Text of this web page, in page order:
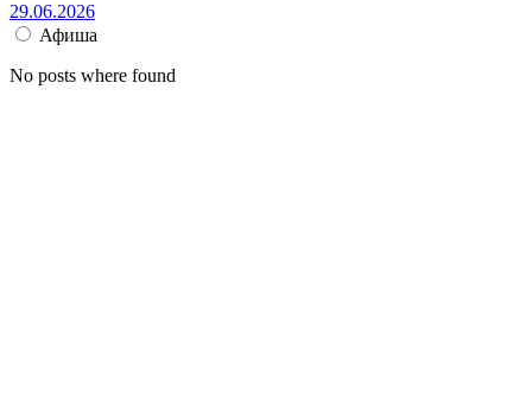
29.06.2026
Афиша
No posts where found